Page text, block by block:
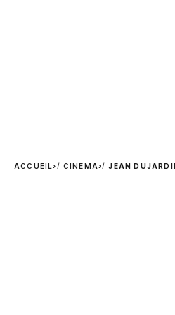
ACCUEIL› CINEMA› JEAN